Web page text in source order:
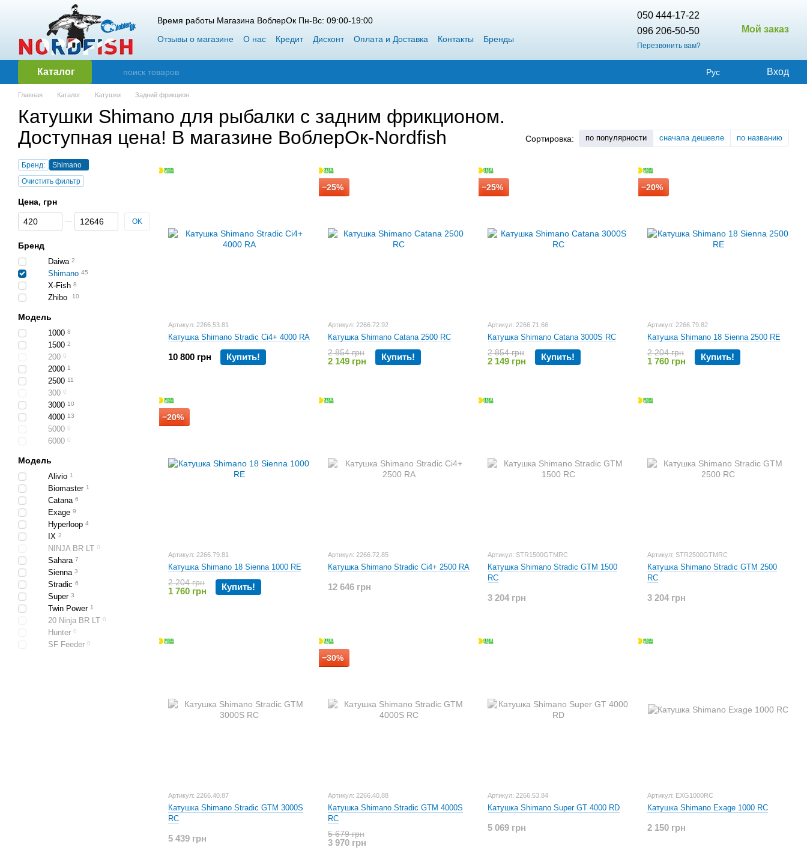
Перейти к основному контенту
Время работы Магазина ВоблерОк Пн-Вс: 09:00-19:00
Отзывы о магазине
О нас Кредит Дисконт Оплата и Доставка Контакты
Бренды
050 444-17-22
096 206-50-50
Перезвонить вам?
Мой заказ
Каталог Рус Вход
Главная Каталог Катушки Задний фрикцион
Катушки Shimano для рыбалки с задним фрикционом.
Доступная цена! В магазине ВоблерОк-Nordfish
Сортировка: по популярности сначала дешевле по названию
Артикул: 2266.53.81
Катушка Shimano Stradic Ci4+ 4000 RA
10 800 грн Купить!
−25%
Артикул: 2266.72.92
Катушка Shimano Catana 2500 RC
2 854 грн
2 149 грн Купить!
−25%
Артикул: 2266.71.66
Катушка Shimano Catana 3000S RC
2 854 грн
2 149 грн Купить!
−20%
Артикул: 2266.79.82
Катушка Shimano 18 Sienna 2500 RE
2 204 грн
1 760 грн Купить!
−20%
Артикул: 2266.79.81
Катушка Shimano 18 Sienna 1000 RE
2 204 грн
1 760 грн Купить!
Артикул: 2266.72.85
Катушка Shimano Stradic Ci4+ 2500 RA
12 646 грн
Артикул: STR1500GTMRC
Катушка Shimano Stradic GTM 1500
RC
3 204 грн
Артикул: STR2500GTMRC
Катушка Shimano Stradic GTM 2500
RC
3 204 грн
Артикул: 2266.40.87
Катушка Shimano Stradic GTM 3000S
RC
5 439 грн
−30%
Артикул: 2266.40.88
Катушка Shimano Stradic GTM 4000S
RC
5 679 грн
3 970 грн
Артикул: 2266.53.84
Катушка Shimano Super GT 4000 RD
5 069 грн
Артикул: EXG1000RC
Катушка Shimano Exage 1000 RC
2 150 грн
Бренд:
Shimano
Очистить фильтр
Цена, грн
От Цена, грн
До Цена, грн OK
Бренд
Daiwa 2
Shimano 45
X-Fish 8
Zhibo 10
Модель
1000 8
1500 2
200 0
2000 1
2500 11
300 0
3000 10
4000 13
5000 0
6000 0
Модель
Alivio 1
Biomaster 1
Catana 6
Exage 9
Hyperloop 4
IX 2
NINJA BR LT 0
Sahara 7
Sienna 3
Stradic 6
Super 3
Twin Power 1
20 Ninja BR LT 0
Hunter 0
SF Feeder 0